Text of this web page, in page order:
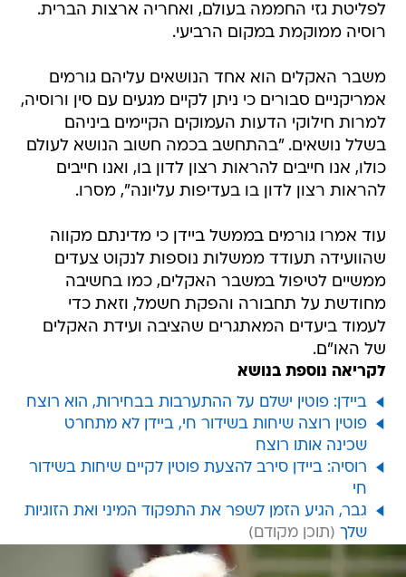
לפליטת גזי החממה בעולם, ואחריה ארצות הברית.
רוסיה ממוקמת במקום הרביעי.
משבר האקלים הוא אחד הנושאים עליהם גורמים
אמריקניים סבורים כי ניתן לקיים מגעים עם סין ורוסיה,
למרות חילוקי הדעות העמוקים הקיימים ביניהם
בשלל נושאים. "בהתחשב בכמה חשוב הנושא לעולם
כולו, אנו חייבים להראות רצון לדון בו, ואנו חייבים
להראות רצון לדון בו בעדיפות עליונה", מסרו.
עוד אמרו גורמים בממשל ביידן כי מדינתם מקווה
שהוועידה תעודד ממשלות נוספות לנקוט צעדים
ממשיים לטיפול במשבר האקלים, כמו בחשיבה
מחודשת על תחבורה והפקת חשמל, וזאת כדי
לעמוד ביעדים המאתגרים שהציבה ועידת האקלים
של האו"ם.
לקריאה נוספת בנושא
ביידן: פוטין ישלם על ההתערבות בבחירות, הוא רוצח
פוטין רוצה שיחות בשידור חי, ביידן לא מתחרט
שכינה אותו רוצח
רוסיה: ביידן סירב להצעת פוטין לקיים שיחות בשידור
חי
גבר, הגיע הזמן לשפר את התפקוד המיני ואת הזוגיות
שלך